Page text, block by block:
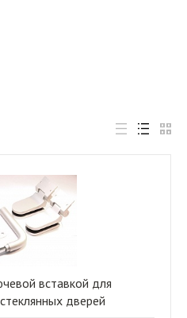
вставкой для
дверей